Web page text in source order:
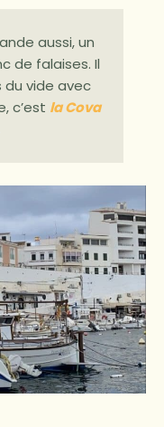
aussi, un
de falaises. Il
vide avec
c’est la Cova